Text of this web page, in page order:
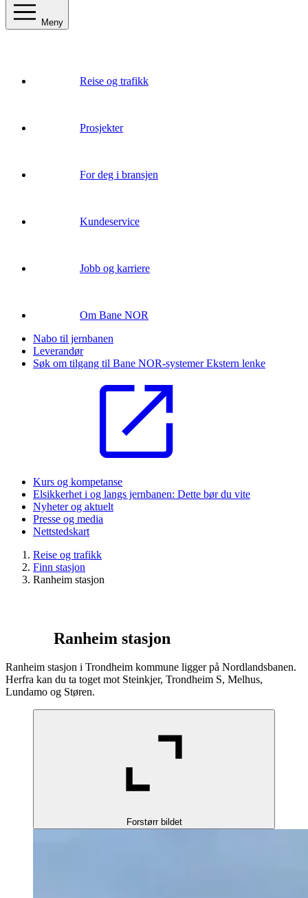
Meny
Reise og trafikk
Prosjekter
For deg i bransjen
Kundeservice
Jobb og karriere
Om Bane NOR
Nabo til jernbanen
Leverandør
Søk om tilgang til Bane NOR-systemerEkstern lenke
Kurs og kompetanse
Elsikkerhet i og langs jernbanen: Dette bør du vite
Nyheter og aktuelt
Presse og media
Nettstedskart
Reise og trafikk
Finn stasjon
Ranheim stasjon
Ranheim stasjon
Ranheim stasjon i Trondheim kommune ligger på Nordlandsbanen.
Herfra kan du ta toget mot Steinkjer, Trondheim S, Melhus,
Lundamo og Støren.
Forstørr bildet